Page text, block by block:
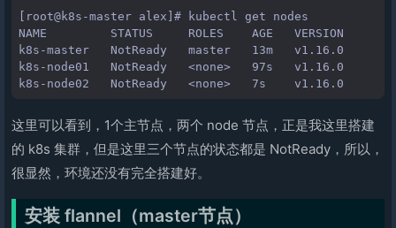
[root@k8s-master alex]# kubectl get nodes
NAME         STATUS     ROLES    AGE   VERSION
k8s-master   NotReady   master   13m   v1.16.0
k8s-node01   NotReady   <none>   97s   v1.16.0
这里可以看到，1个主节点，两个 node 节点，正是我这里搭建
的 k8s 集群，但是这里三个节点的状态都是 NotReady，所以，
很显然，环境还没有完全搭建好。
安装 flannel（master节点）